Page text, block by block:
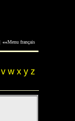
««Menu français
v w x y z